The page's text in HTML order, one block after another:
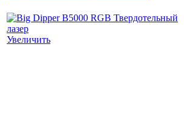
Увеличить